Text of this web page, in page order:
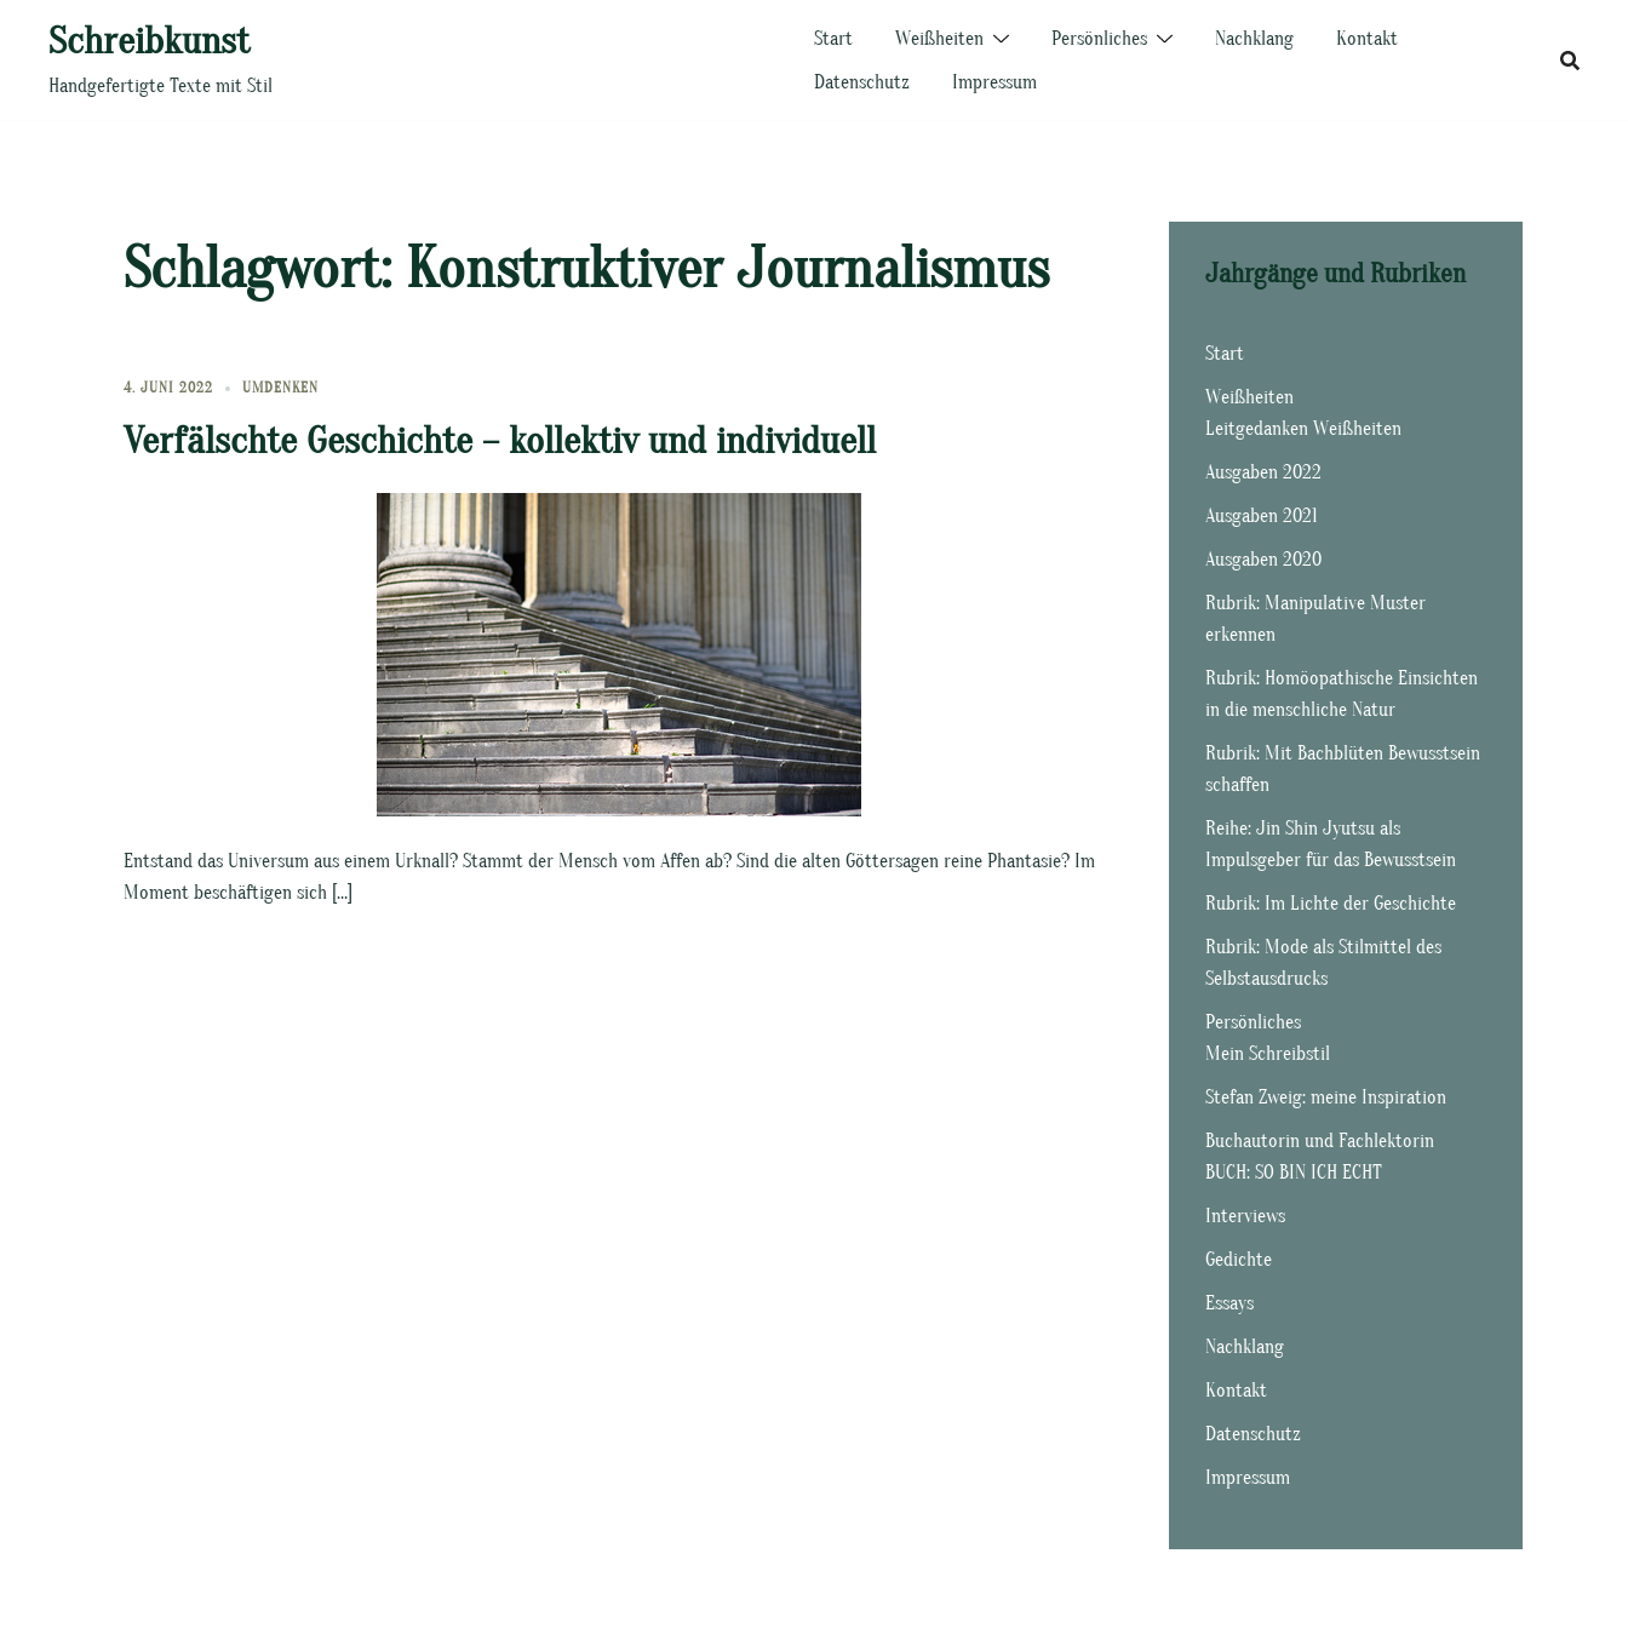
springen
Schreibkunst
Handgefertigte Texte mit Stil
Start Weißheiten Persönliches Nachklang
Kontakt
Datenschutz
Impressum
Schlagwort: Konstruktiver Journalismus
4. JUNI 2022 UMDENKEN
Verfälschte Geschichte – kollektiv und individuell
Entstand das Universum aus einem Urknall? Stammt der Mensch vom Affen ab? Sind die alten Göttersagen reine Phantasie? Im
Moment beschäftigen sich […]
Jahrgänge und Rubriken
Start
Weißheiten
Leitgedanken Weißheiten
Ausgaben 2022
Ausgaben 2021
Ausgaben 2020
Rubrik: Manipulative Muster
erkennen
Rubrik: Homöopathische Einsichten
in die menschliche Natur
Rubrik: Mit Bachblüten Bewusstsein
schaffen
Reihe: Jin Shin Jyutsu als
Impulsgeber für das Bewusstsein
Rubrik: Im Lichte der Geschichte
Rubrik: Mode als Stilmittel des
Selbstausdrucks
Persönliches
Mein Schreibstil
Stefan Zweig: meine Inspiration
Buchautorin und Fachlektorin
BUCH: SO BIN ICH ECHT
Interviews
Gedichte
Essays
Nachklang
Kontakt
Datenschutz
Impressum